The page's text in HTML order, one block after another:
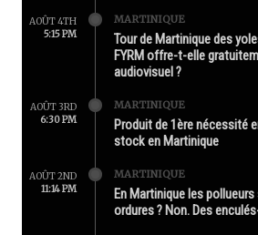
AOÛT 4TH
5:15 PM
MARTINIQUE
Tour de Martinique des
FYRM offre-t-elle
audiovisuel ?
AOÛT 3RD
6:30 PM
MARTINIQUE
Produit de 1ère nécessité
stock en Martinique
AOÛT 2ND
11:14 PM
MARTINIQUE
En Martinique les
ordures ? Non. Des